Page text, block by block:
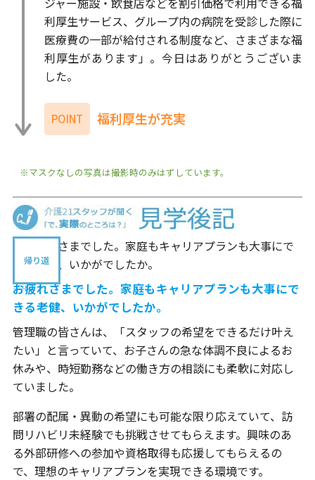
利厚生サービス、グループ内の病院を受診した際に
医療費の一部が給付される制度など、さまざまな福
利厚生があります」。今日はありがとうございま
した。
POINT 福利厚生が充実
※マスクなしの写真は撮影時のみはずしています。
帰り道
――お疲れさまでした。家庭もキャリアプランも大事にで
きる老健、いかがでしたか。
管理職の皆さんは、「スタッフの希望をできるだけ叶え
たい」と言っていて、お子さんの急な体調不良によるお
休みや、時短勤務などの働き方の相談にも柔軟に対応し
ていました。
部署の配属・異動の希望にも可能な限り応えていて、訪
問リハビリ未経験でも挑戦させてもらえます。興味のあ
る外部研修への参加や資格取得も応援してもらえるの
で、理想のキャリアプランを実現できる環境です。